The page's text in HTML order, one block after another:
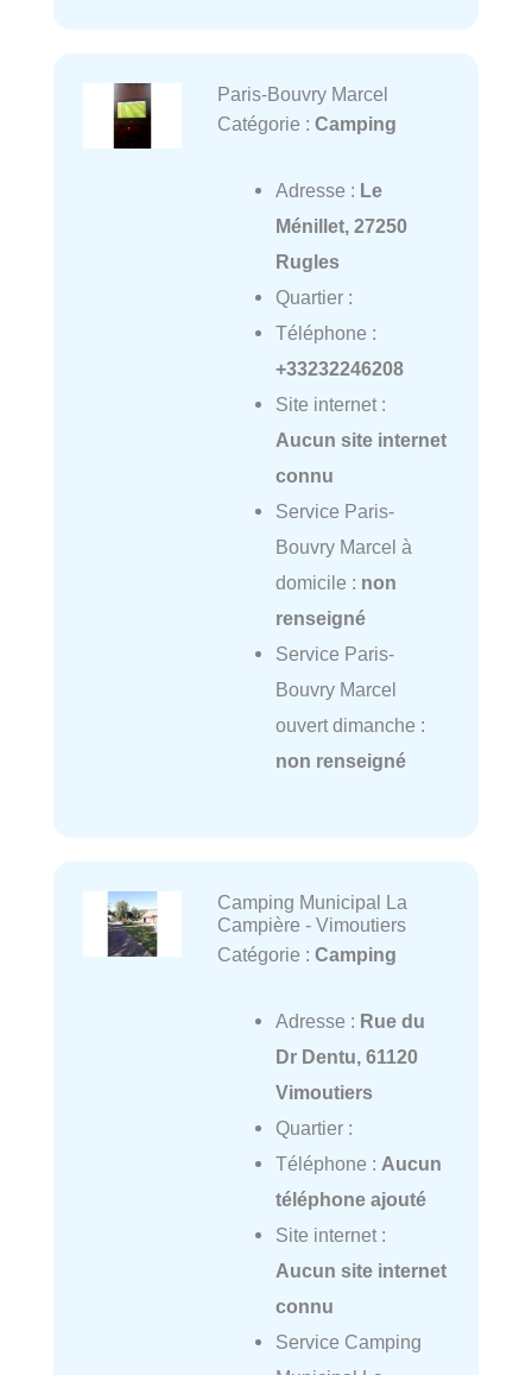
Paris-Bouvry Marcel
Catégorie : Camping
Adresse : Le
Ménillet, 27250
Rugles
Quartier :
Téléphone :
+33232246208
Site internet :
Aucun site internet
connu
Service Paris-
Bouvry Marcel à
domicile : non
renseigné
Service Paris-
Bouvry Marcel
ouvert dimanche :
non renseigné
Camping Municipal La
Campière - Vimoutiers
Catégorie : Camping
Adresse : Rue du
Dr Dentu, 61120
Vimoutiers
Quartier :
Téléphone : Aucun
téléphone ajouté
Site internet :
Aucun site internet
connu
Service Camping